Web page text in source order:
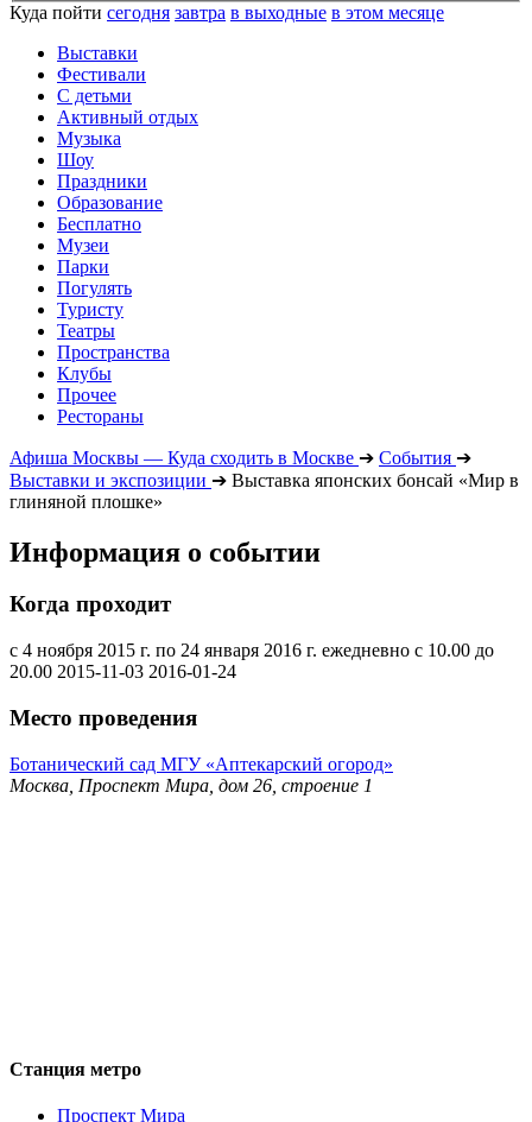
Куда пойти сегодня завтра в выходные в этом месяце
Выставки
Фестивали
С детьми
Активный отдых
Музыка
Шоу
Праздники
Образование
Бесплатно
Музеи
Парки
Погулять
Туристу
Театры
Пространства
Клубы
Прочее
Рестораны
Афиша Москвы — Куда сходить в Москве ➔ События ➔
Выставки и экспозиции ➔ Выставка японских бонсай «Мир в
глиняной плошке»
Информация о событии
Когда проходит
с 4 ноября 2015 г. по 24 января 2016 г. ежедневно с 10.00 до
20.00 2015-11-03 2016-01-24
Место проведения
Ботанический сад МГУ «Аптекарский огород»
Москва, Проспект Мира, дом 26, строение 1
Станция метро
Проспект Мира